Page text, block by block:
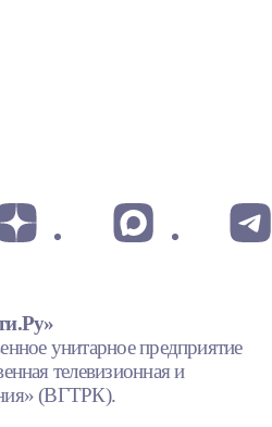
унитарное предприятие
телевизионная и
(ВГТРК).